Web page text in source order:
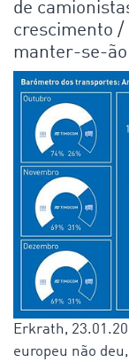
de
crescimento /
manter-se-ão
Erkrath,
europeu não